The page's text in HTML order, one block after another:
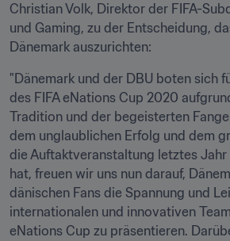
Christian Volk, Direktor der FIFA-
und Gaming, zu der Entscheidung,
Dänemark auszurichten:
"Dänemark und der DBU boten sich
des FIFA eNations Cup 2020
Tradition und der begeisterten
dem unglaublichen Erfolg und dem
die Auftaktveranstaltung letztes
hat, freuen wir uns nun darauf,
dänischen Fans die Spannung und
internationalen und innovativen
eNations Cup zu präsentieren.